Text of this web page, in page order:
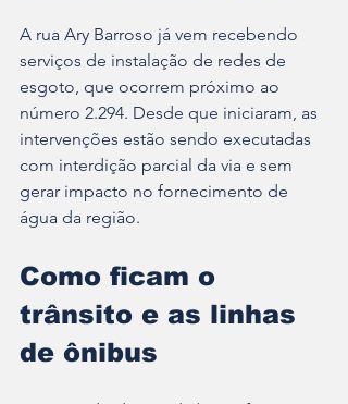
A rua Ary Barroso já vem recebendo
serviços de instalação de redes de
esgoto, que ocorrem próximo ao
número 2.294. Desde que iniciaram, as
intervenções estão sendo executadas
com interdição parcial da via e sem
gerar impacto no fornecimento de
água da região.
Como ficam o
trânsito e as linhas
de ônibus